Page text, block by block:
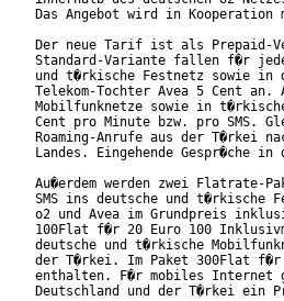
Das Angebot wird in
Der neue Tarif ist als Prepaid-
Standard-Variante fallen f�r jede
und t�rkische Festnetz sowie in
Telekom-Tochter Avea 5 Cent
Mobilfunknetze sowie in
Cent pro Minute bzw. pro SMS.
Roaming-Anrufe aus der T�rkei
Landes. Eingehende Gespr�che
Au�erdem werden zwei Flatrate-
SMS ins deutsche und t�rkische
o2 und Avea im Grundpreis
100Flat f�r 20 Euro 100
deutsche und t�rkische
der T�rkei. Im Paket 300Flat
enthalten. F�r mobiles
Deutschland und der T�rkei ein